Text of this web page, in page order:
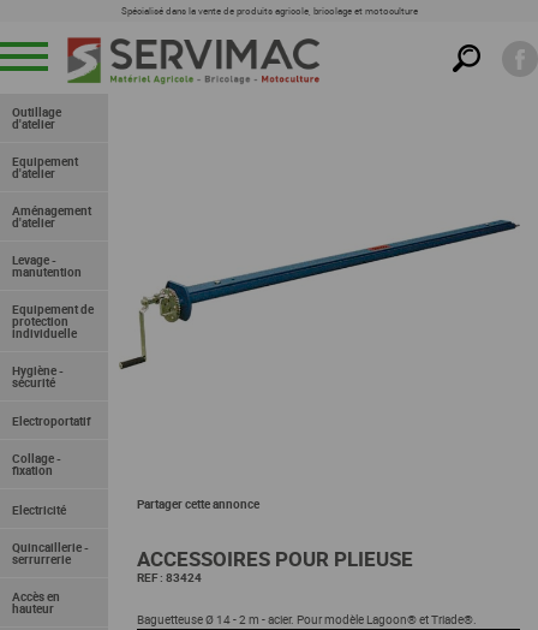
Spécialisé dans la vente de produits agricole, bricolage et motoculture
Outillage
d'atelier
Equipement
d'atelier
Aménagement
d'atelier
Levage -
manutention
Equipement de
protection
individuelle
Hygiène -
sécurité
Electroportatif
Collage -
fixation
Electricité
Quincaillerie -
serrurrerie
Accès en
hauteur
Partager cette annonce
ACCESSOIRES POUR PLIEUSE
REF : 83424
Baguetteuse Ø 14 - 2 m - acier. Pour modèle Lagoon® et Triade®.